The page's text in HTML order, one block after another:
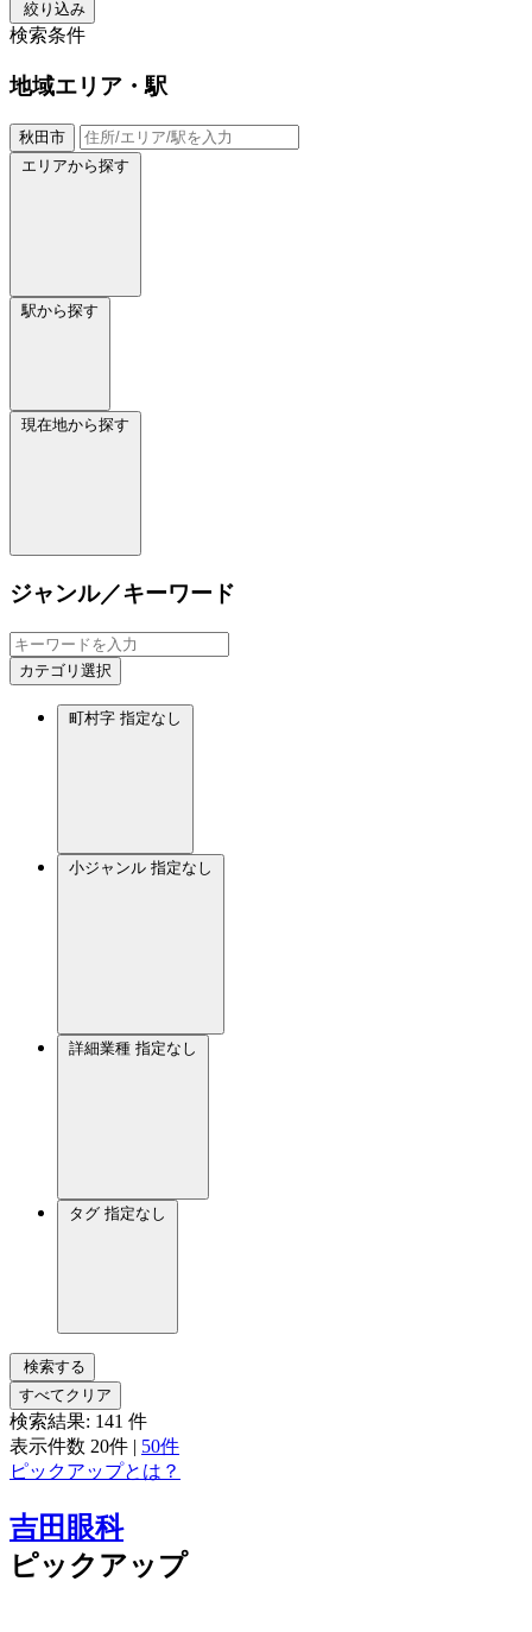
絞り込み
検索条件
地域エリア・駅
秋田市
エリアから探す
駅から探す
現在地から探す
ジャンル／キーワード
カテゴリ選択
町村字 指定なし
小ジャンル 指定なし
詳細業種 指定なし
タグ 指定なし
検索する
すべてクリア
検索結果: 141 件
表示件数 20件 | 50件
ピックアップとは？
吉田眼科
ピックアップ